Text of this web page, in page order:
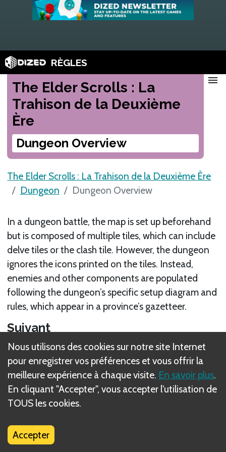
RÈGLES
The Elder Scrolls : La
Trahison de la Deuxième
Ère
Dungeon Overview
menu
The Elder Scrolls : La Trahison de la Deuxième Ère
Dungeon
Dungeon Overview
In a dungeon battle, the map is set up beforehand
but is composed of multiple tiles, which can include
delve tiles or the clash tile. However, the dungeon
ignores the icons printed on the tiles. Instead,
enemies and other components are populated
following the dungeon’s specific setup diagram and
rules, which appear in a province’s gazetteer.
Suivant
Dungeon Enemy Pool
Règle(s) connexe(s)
Battle Rules Overview
Battle Rounds Overview
Nous utilisons des cookies sur notre site Internet
pour enregistrer vos préférences et vous offrir la
meilleure expérience à chaque visite. En savoir plus.
En cliquant "Accepter", vous accepter l'utilisation de
TOUS les cookies.
Accepter